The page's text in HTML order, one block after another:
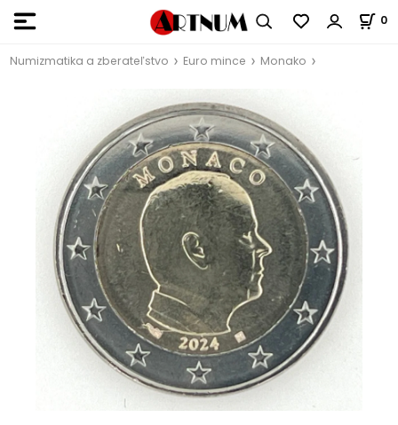
0
Numizmatika a zberateľstvo Euro mince Monako